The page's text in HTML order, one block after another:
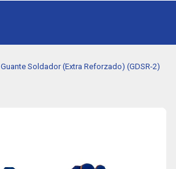
Guante Soldador (Extra Reforzado) (GDSR-2)